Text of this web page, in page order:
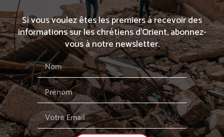
Si vous voulez êtes les premiers à recevoir des
informations sur les chrétiens d’Orient, abonnez-
vous à notre newsletter.